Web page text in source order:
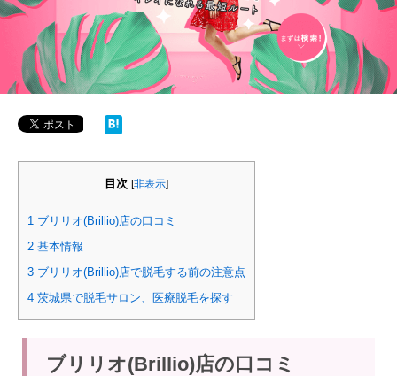
目次 [非表示]
1 ブリリオ(Brillio)店の口コミ
2 基本情報
3 ブリリオ(Brillio)店で脱毛する前の注意点
4 茨城県で脱毛サロン、医療脱毛を探す
ブリリオ(Brillio)店の口コミ